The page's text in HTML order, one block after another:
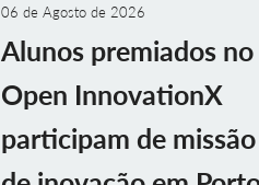
06 de Agosto de 2026
Alunos premiados no
Open InnovationX
participam de missão